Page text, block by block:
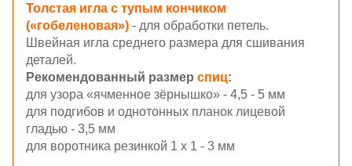
Толстая игла с тупым кончиком
(«гобеленовая») - для обработки петель.
Швейная игла среднего размера для сшивания
деталей.
Рекомендованный размер спиц:
для узора «ячменное зёрнышко» - 4,5 - 5 мм
для подгибов и однотонных планок лицевой
гладью - 3,5 мм
для воротника резинкой 1 х 1 - 3 мм